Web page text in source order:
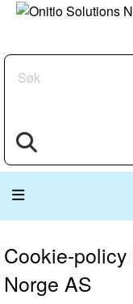
Søk
Cookie-
Norge AS